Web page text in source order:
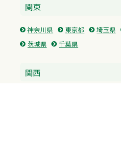
関東
神奈川県 東京都 埼玉県
茨城県
千葉県
関西